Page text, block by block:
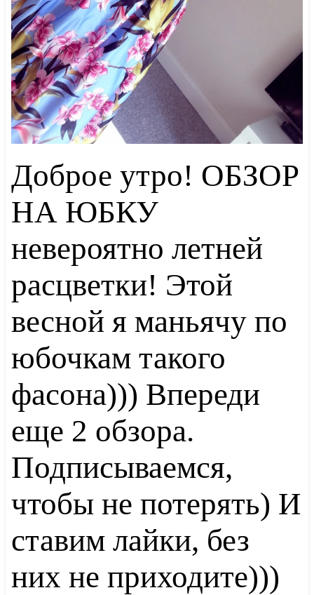
Доброе утро! ОБЗОР
НА ЮБКУ
невероятно летней
расцветки! Этой
весной я маньячу по
юбочкам такого
фасона))) Впереди
еще 2 обзора.
Подписываемся,
чтобы не потерять) И
ставим лайки, без
них не приходите)))